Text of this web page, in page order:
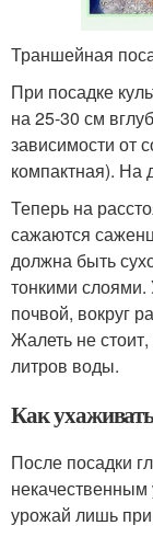
Траншейная
При посадке
на 25-30 см
зависимости от
компактная). На
Теперь на
сажаются
должна быть
тонкими
почвой, вокруг
Жалеть не
литров воды.
Как
После посадки
урожай лишь